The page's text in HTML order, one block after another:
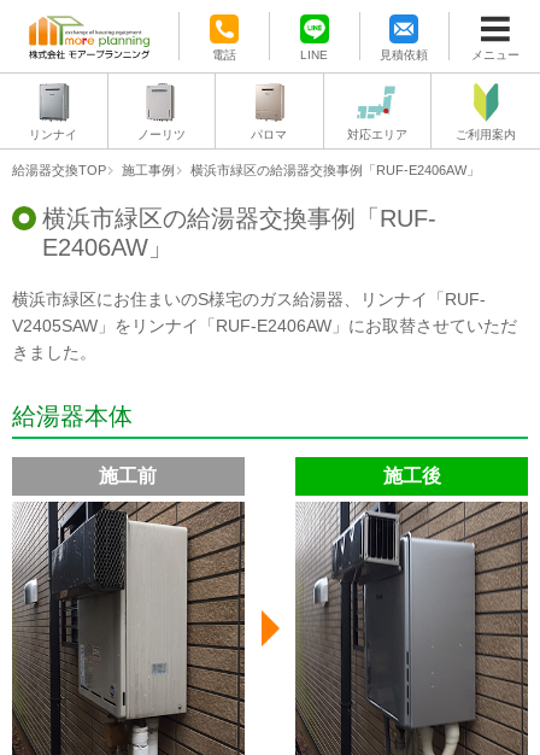
電話 LINE 見積依頼 メニュー
リンナイ ノーリツ パロマ 対応エリア ご利用案内
給湯器交換TOP 施工事例 横浜市緑区の給湯器交換事例「RUF-E2406AW」
横浜市緑区の給湯器交換事例「RUF-
E2406AW」
横浜市緑区にお住まいのS様宅のガス給湯器、リンナイ「RUF-
V2405SAW」をリンナイ「RUF-E2406AW」にお取替させていただ
きました。
給湯器本体
施工前 施工後